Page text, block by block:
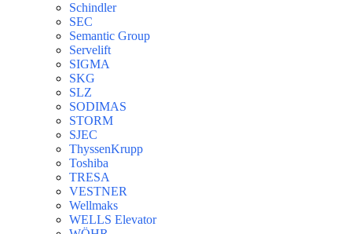
Schindler
SEC
Semantic Group
Servelift
SIGMA
SKG
SLZ
SODIMAS
STORM
SJEC
ThyssenKrupp
Toshiba
TRESA
VESTNER
Wellmaks
WELLS Elevator